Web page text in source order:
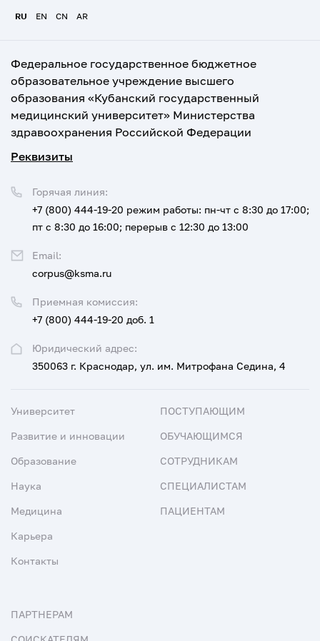
RU EN CN AR
Федеральное государственное бюджетное
образовательное учреждение высшего
образования «Кубанский государственный
медицинский университет» Министерства
здравоохранения Российской Федерации
Реквизиты
Юридический адрес:
350063 г. Краснодар, ул. им. Митрофана Седина, 4
Приемная комиссия:
+7 (800) 444-19-20 доб. 1
Горячая линия:
+7 (800) 444-19-20 режим работы: пн-чт с 8:30 до 17:00;
пт с 8:30 до 16:00; перерыв с 12:30 до 13:00
Email:
corpus@ksma.ru
Университет
Развитие и инновации
Образование
Наука
Медицина
Карьера
Контакты
ПОСТУПАЮЩИМ
ОБУЧАЮЩИМСЯ
СОТРУДНИКАМ
СПЕЦИАЛИСТАМ
ПАЦИЕНТАМ
ПАРТНЕРАМ